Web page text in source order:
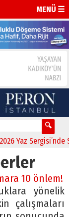
MENÜ ☰
Yaz Sergisi’nde
10 önlem!
yönelik
çalışmaları